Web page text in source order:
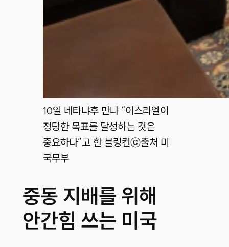
10일 네타냐후 만나 “이스라엘이
정당한 목표를 달성하는 것은
중요하다”고 한 블링컨ⓒ출처 미
국무부
중동 지배를 위해
안간힘 쓰는 미국